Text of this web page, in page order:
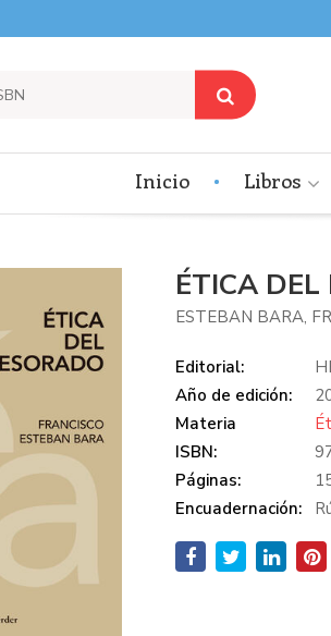
Inicio Libros
ÉTICA DEL
ESTEBAN BARA,
Editorial:
Año de edición:
Materia
ISBN:
Páginas:
Encuadernación: